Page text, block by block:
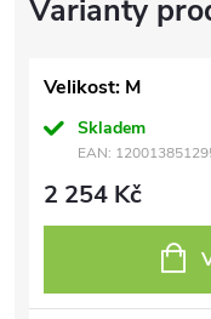
Velikost: M
Skladem
EAN:
2 254 Kč